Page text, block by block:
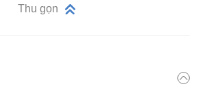
Thu gọn